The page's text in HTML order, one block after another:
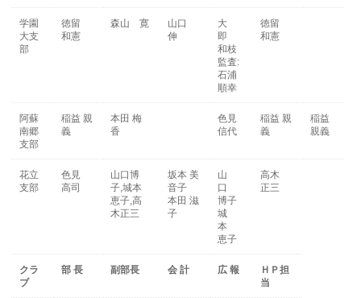
学園
大支
部
徳留
和憲
森山 寛
山口
伸
大
即
和枝
監査:
石浦
順幸
徳留
和憲
阿蘇
南郷
支部
稲益 親
義
本田 梅
香
色見
信代
稲益 親
義
稲益
親義
花立
支部
色見
高司
山口博
子,城本
恵子,高
木正三
坂本 美
音子
本田 滋
子
山
口
博子
城
本
恵子
高木
正三
クラ
ブ
部 長 副部長 会 計 広 報
ＨＰ担
当